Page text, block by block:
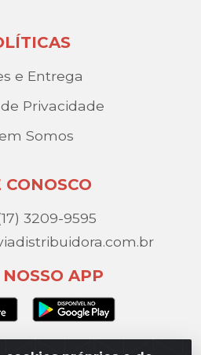
e Entrega
Privacidade
Somos
CONOSCO
3209-9595
APP